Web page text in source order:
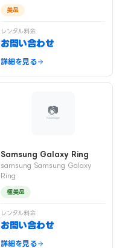
美品
レンタル料金
お問い合わせ
詳細を見る
Samsung Galaxy Ring
samsung Samsung Galaxy
Ring
極美品
レンタル料金
お問い合わせ
詳細を見る